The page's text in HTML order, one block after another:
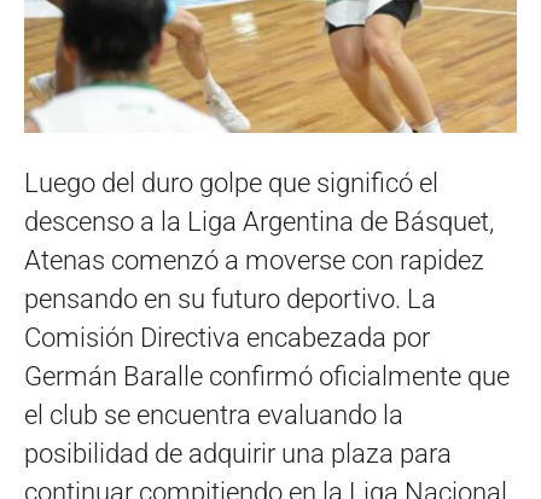
Luego del duro golpe que significó el
descenso a la Liga Argentina de Básquet,
Atenas comenzó a moverse con rapidez
pensando en su futuro deportivo. La
Comisión Directiva encabezada por
Germán Baralle confirmó oficialmente que
el club se encuentra evaluando la
posibilidad de adquirir una plaza para
continuar compitiendo en la Liga Nacional.